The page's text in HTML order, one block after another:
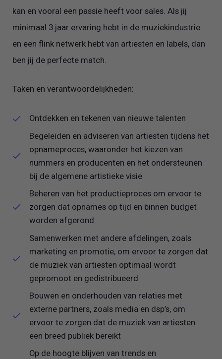
kan en vooral een passie heeft voor sales. Als jij
minimaal 3 jaar ervaring hebt in de muziekindustrie
en een flink netwerk hebt van artiesten en labels, dan
ben jij de perfecte match.
Taken en verantwoordelijkheden:
Ontdekken en tekenen van nieuwe talenten
Begeleiden en adviseren van artiesten tijdens het
opnameproces, waaronder het kiezen van
nummers en producenten en het ondersteunen
bij de algemene artistieke visie
Beheren van het productieproces om ervoor te
zorgen dat opnames op tijd en binnen budget
worden afgerond
Samenwerken met andere afdelingen, zoals
marketing en promotie, om ervoor te zorgen dat
de muziek van artiesten optimaal wordt
gepromoot en gedistribueerd
Bouwen en onderhouden van relaties met
externe partners, zoals media en dsp’s, om
ervoor te zorgen dat de muziek van artiesten
een breed publiek bereikt
Op de hoogte blijven van trends en